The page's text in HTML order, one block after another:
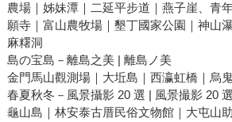
農場｜姊妹潭｜二延平步道｜燕子崖、青
願寺｜富山農牧場｜墾丁國家公園｜神山
麻糬洞
島の宝島－離島之美 | 離島ノ美
金門馬山觀測場｜大坵島｜西瀛虹橋｜烏
春夏秋冬－風景攝影 20 選 | 風景撮影 20 選
龜山島｜林安泰古厝民俗文物館｜大屯山